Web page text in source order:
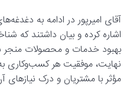
آقای امیرپور در ادامه به
اشاره کرده و بیان داشتند که
بهبود خدمات و محصولات منجر
نهایت، موفقیت هر کسب‌وکاری به
مؤثر با مشتریان و درک نیازهای